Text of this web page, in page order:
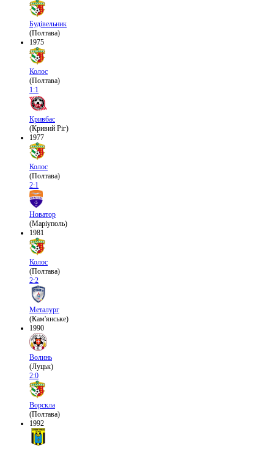
Будівельник
(Полтава)
1975
Колос
(Полтава)
1:1
Кривбас
(Кривий Ріг)
1977
Колос
(Полтава)
2:1
Новатор
(Маріуполь)
1981
Колос
(Полтава)
2:2
Металург
(Кам'янське)
1990
Волинь
(Луцьк)
2:0
Ворскла
(Полтава)
1992